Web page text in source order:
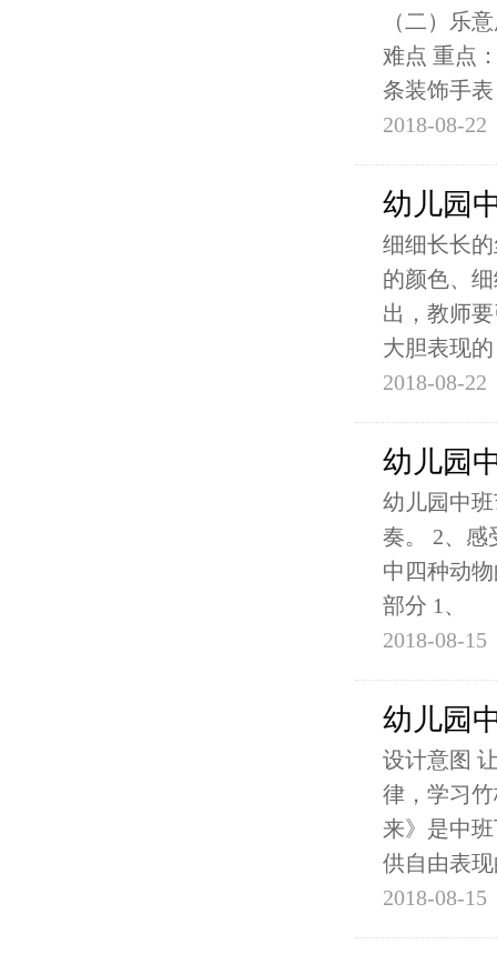
（二）乐
难点 重点
条装饰手表
2018-08-22
幼儿园
细细长长
的颜色、
出，教师
大胆表现的
2018-08-22
幼儿园
幼儿园中
奏。 2、感
中四种动
部分 1、
2018-08-15
幼儿园
设计意图
律，学习
来》是中
供自由表
2018-08-15